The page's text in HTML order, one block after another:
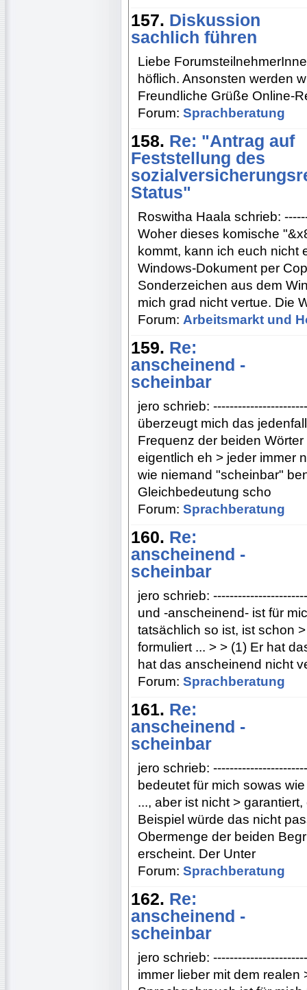
157. Diskussion
sachlich führen
Liebe
höflich. Ansonsten werden
Freundliche Grüße Online-
Forum: Sprachberatung
158. Re: "Antrag auf
Feststellung des
Status"
Roswitha Haala schrieb:
Woher dieses komische
kommt, kann ich euch nicht
Windows-Dokument per
Sonderzeichen aus dem
mich grad nicht vertue. Die
Forum: Arbeitsmarkt und
159. Re:
anscheinend -
scheinbar
jero schrieb:
überzeugt mich das
Frequenz der beiden
eigentlich eh > jeder immer
wie niemand "scheinbar"
Gleichbedeutung scho
Forum: Sprachberatung
160. Re:
anscheinend -
scheinbar
jero schrieb:
und -anscheinend- ist für
tatsächlich so ist, ist schon
formuliert ... > > (1) Er hat
hat das anscheinend nicht
Forum: Sprachberatung
161. Re:
anscheinend -
scheinbar
jero schrieb:
bedeutet für mich sowas
..., aber ist nicht >
Beispiel würde das nicht
Obermenge der beiden
erscheint. Der Unter
Forum: Sprachberatung
162. Re:
anscheinend -
scheinbar
jero schrieb:
immer lieber mit dem